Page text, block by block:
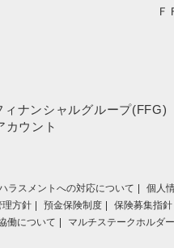
Ｆ
ィナンシャルグループ(FFG)
カウント
ラスメントへの対応について 個人
理方針 預金保険制度 保険募集指針
働について マルチステークホルダ